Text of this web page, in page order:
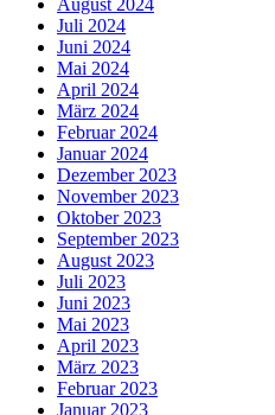
Juli 2024
Juni 2024
Mai 2024
April 2024
März 2024
Februar 2024
Januar 2024
Dezember 2023
November 2023
Oktober 2023
September 2023
August 2023
Juli 2023
Juni 2023
Mai 2023
April 2023
März 2023
Februar 2023
Januar 2023